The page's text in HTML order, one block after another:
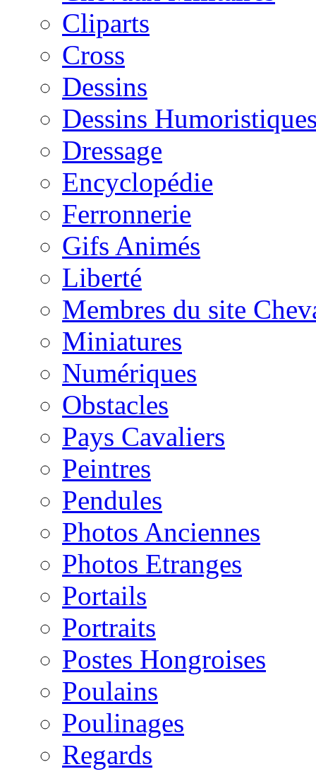
Cliparts
Cross
Dessins
Dessins
Dressage
Encyclopédie
Ferronnerie
Gifs Animés
Liberté
Membres du site
Miniatures
Numériques
Obstacles
Pays Cavaliers
Peintres
Pendules
Photos Anciennes
Photos Etranges
Portails
Portraits
Postes Hongroises
Poulains
Poulinages
Regards